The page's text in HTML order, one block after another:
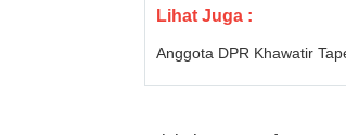
Lihat Juga :
Anggota DPR Khawatir